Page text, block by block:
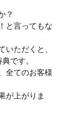
？
と言ってもな
いただくと、
です。
全てのお客様
が上がりま